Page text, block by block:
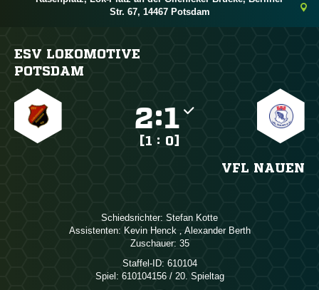
Str. 67, 14467 Potsdam
ESV LOKOMOTIVE
POTSDAM
:
[1 : 0]
VFL NAUEN
Schiedsrichter:  
Assistenten:   ,  
Zuschauer: 35
Staffel-ID: 610104
Spiel: 610104156 / 20. Spieltag